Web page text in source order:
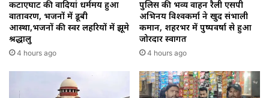
कटाएघाट की वादियां धर्ममय हुआ
वातावरण, भजनों में डूबी
आस्था,भजनों की स्वर लहरियों में झूमे
श्रद्धालु
4 hours ago
पुलिस की भव्य वाहन रैली एसपी
अभिनय विश्वकर्मा ने खुद संभाली
कमान, शहरभर में पुष्पवर्षा से हुआ
जोरदार स्वागत
4 hours ago